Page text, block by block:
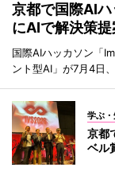
京都で国際AI
にAIで解決策提
国際AIハッカソン「
ント型AI」が7月4日
学ぶ・
京都
ベル